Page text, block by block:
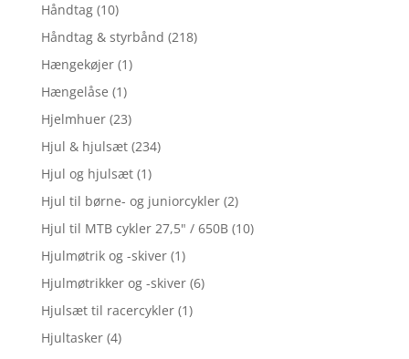
Håndtag (10)
Håndtag & styrbånd (218)
Hængekøjer (1)
Hængelåse (1)
Hjelmhuer (23)
Hjul & hjulsæt (234)
Hjul og hjulsæt (1)
Hjul til børne- og juniorcykler (2)
Hjul til MTB cykler 27,5" / 650B (10)
Hjulmøtrik og -skiver (1)
Hjulmøtrikker og -skiver (6)
Hjulsæt til racercykler (1)
Hjultasker (4)